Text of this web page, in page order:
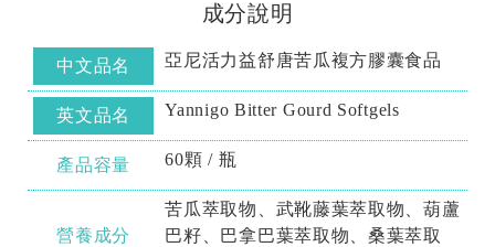
成分說明
中文品名 亞尼活力益舒唐苦瓜複方膠囊食品
英文品名 Yannigo Bitter Gourd Softgels
產品容量 60顆 / 瓶
營養成分
苦瓜萃取物、武靴藤葉萃取物、葫蘆
巴籽、巴拿巴葉萃取物、桑葉萃取